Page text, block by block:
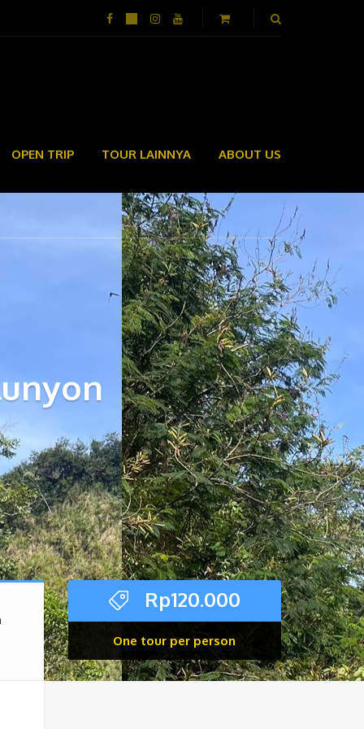
OPEN TRIP TOUR LAINNYA ABOUT US
Rp120.000
One tour per person